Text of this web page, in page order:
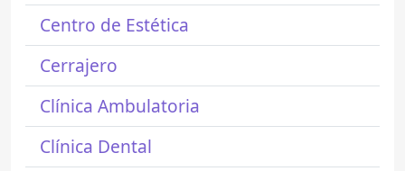
Centro de Estética
Cerrajero
Clínica Ambulatoria
Clínica Dental